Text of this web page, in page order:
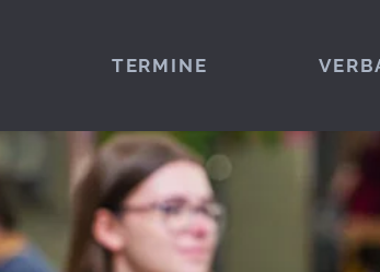
TERMINE